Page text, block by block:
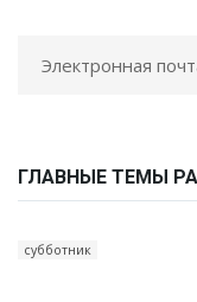
ГЛАВНЫЕ ТЕМЫ
субботник